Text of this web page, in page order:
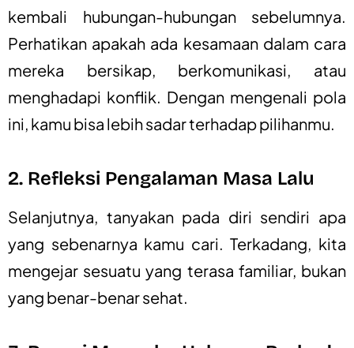
kembali hubungan-hubungan sebelumnya.
Perhatikan apakah ada kesamaan dalam cara
mereka bersikap, berkomunikasi, atau
menghadapi konflik. Dengan mengenali pola
ini, kamu bisa lebih sadar terhadap pilihanmu.
2. Refleksi Pengalaman Masa Lalu
Selanjutnya, tanyakan pada diri sendiri apa
yang sebenarnya kamu cari. Terkadang, kita
mengejar sesuatu yang terasa familiar, bukan
yang benar-benar sehat.